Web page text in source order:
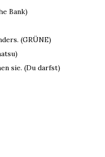
Bank)
(GRÜNE)
sie. (Du darfst)